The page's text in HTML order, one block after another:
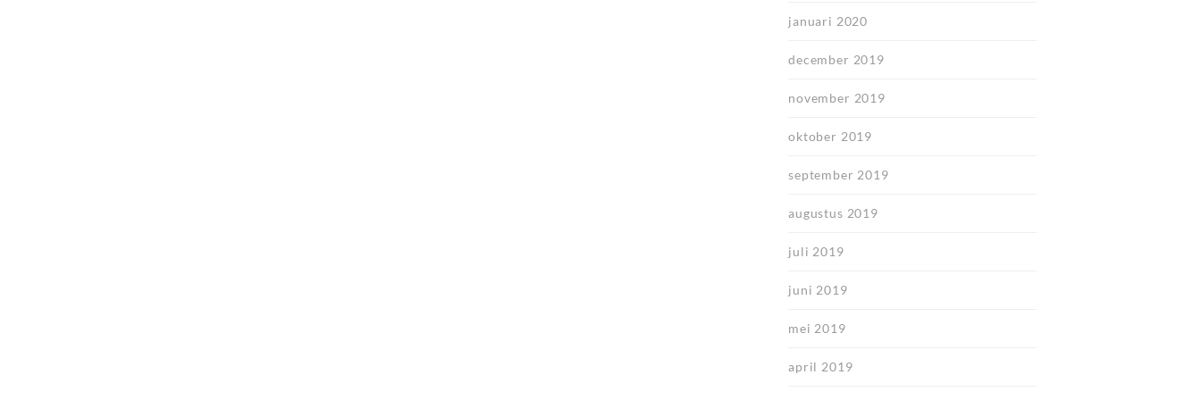
januari 2020
december 2019
november 2019
oktober 2019
september 2019
augustus 2019
juli 2019
juni 2019
mei 2019
april 2019